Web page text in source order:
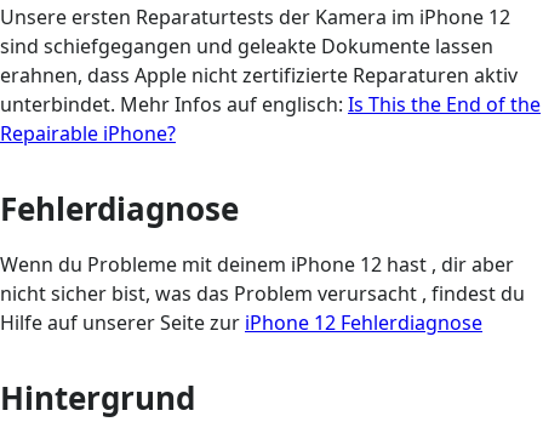
Unsere ersten Reparaturtests der Kamera im iPhone 12
sind schiefgegangen und geleakte Dokumente lassen
erahnen, dass Apple nicht zertifizierte Reparaturen aktiv
unterbindet. Mehr Infos auf englisch: Is This the End of the
Repairable iPhone?
Fehlerdiagnose
Wenn du Probleme mit deinem iPhone 12 hast , dir aber
nicht sicher bist, was das Problem verursacht , findest du
Hilfe auf unserer Seite zur iPhone 12 Fehlerdiagnose
Hintergrund